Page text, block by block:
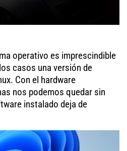
operativo es imprescindible
casos una versión de
Con el hardware
nos podemos quedar sin
instalado deja de